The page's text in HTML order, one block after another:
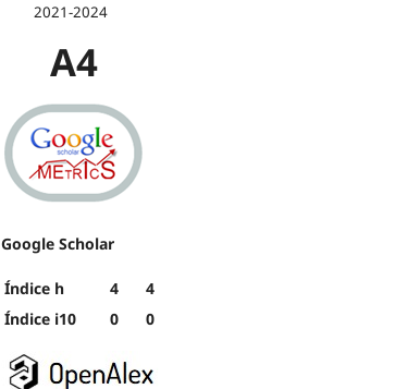
2021-2024
A4
Google Scholar
Índice h 4
4
Índice i10
0 0